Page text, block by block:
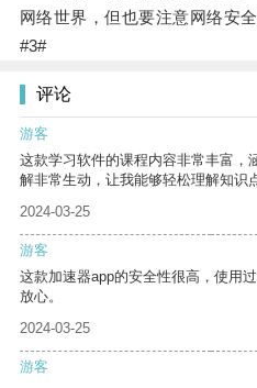
网络世界，但也要注意网络安
#3#
评论
游客
这款学习软件的课程内容非常丰富，
解非常生动，让我能够轻松理解知识
2024-03-25
游客
这款加速器app的安全性很高，使用
放心。
2024-03-25
游客